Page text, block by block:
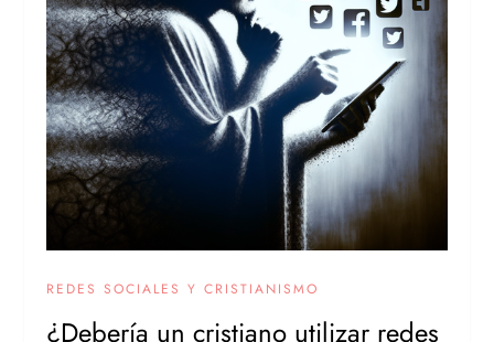
REDES SOCIALES Y CRISTIANISMO
¿Debería un cristiano utilizar redes